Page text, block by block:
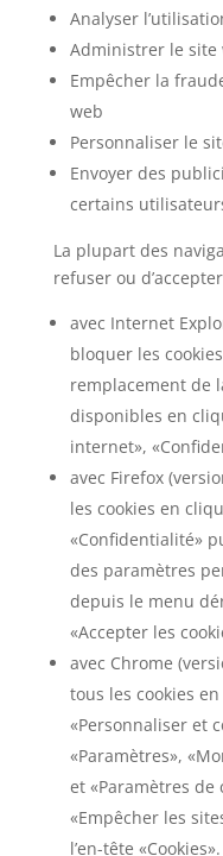
Analyser
Administrer le site
Empêcher la
web
Personnaliser le
Envoyer des
certains
La plupart des
refuser ou
avec Internet
bloquer les
remplacement de
disponibles en
internet»,
avec Firefox
les cookies en
«Confidentialité»
des paramètres
depuis le menu
«Accepter les
avec Chrome
tous les cookies
«Personnaliser et
«Paramètres»,
et «Paramètres
«Empêcher les
l’en-tête «Cookies».